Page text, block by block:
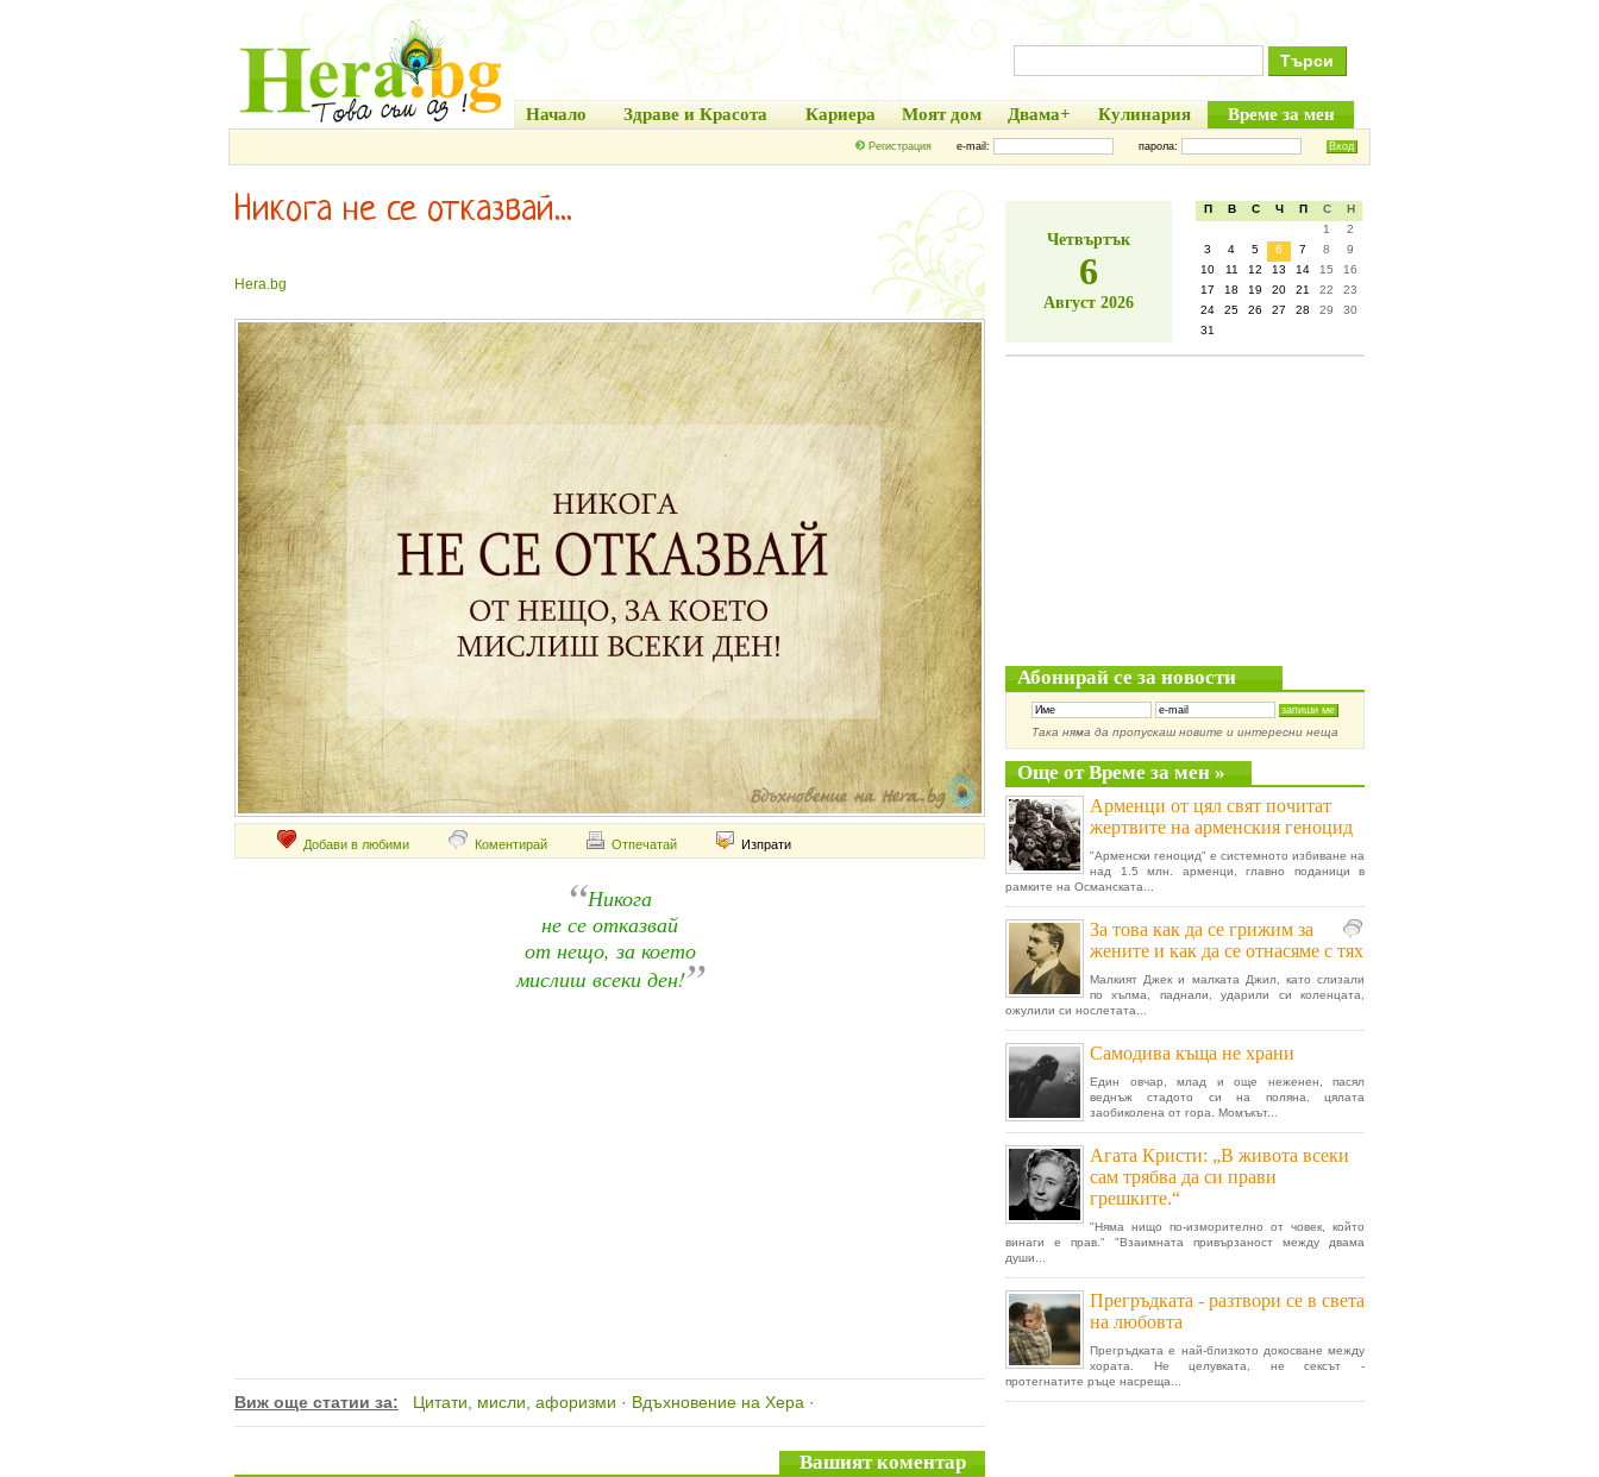
Начало Здраве и Красота Кариера Моят дом Двама+ Кулинария Време за мен
Регистрация e-mail: парола:
Никога не се отказвай...
Hera.bg
Добави в любими Коментирай Отпечатай Изпрати
“Никога
не се отказвай
от нещо, за което
мислиш всеки ден!”
Виж още статии за: Цитати, мисли, афоризми · Вдъхновение на Хера ·
Вашият коментар
Четвъртък
6
Август 2026
П В С Ч П С
Н
1
2
3
4 5 6 7 8
9
10
11 12 13 14 15
16
17
18 19 20 21 22
23
24
25 26 27 28 29
30
31
Абонирай се за новости
Така няма да пропускаш новите и интересни неща
Още от Време за мен »
Арменци от цял свят почитат
жертвите на арменския геноцид
"Арменски геноцид" е системното избиване на
над 1.5 млн. арменци, главно поданици в
рамките на Османската...
За това как да се грижим за
жените и как да се отнасяме с тях
Малкият Джек и малката Джил, като слизали
по хълма, паднали, ударили си коленцата,
ожулили си нослетата...
Самодива къща не храни
Eдин овчар, млад и още неженен, пасял
веднъж стадото си на поляна, цялата
заобиколена от гора. Момъкът...
Агата Кристи: „В живота всеки
сам трябва да си прави
грешките.“
"Няма нищо по-изморително от човек, който
винаги е прав." "Взаимната привързаност между двама
души...
Прегръдката - разтвори се в света
на любовта
Прегръдката е най-близкото докосване между
хората. Не целувката, не сексът -
протегнатите ръце насреща...